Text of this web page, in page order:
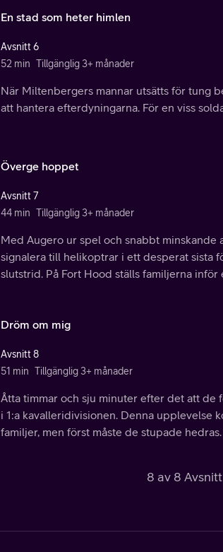
En stad som heter himlen
Avsnitt 6
52 min Tillgänglig 3+ månader
När Miltenbergers mannar utsätts för tung
att hantera efterdyningarna. För en viss
Överge hoppet
Avsnitt 7
44 min Tillgänglig 3+ månader
Med Augero ur spel och snabbt
signalera till helikoptrar i ett desperat sista
slutstrid. På Fort Hood ställs familjerna inför
Dröm om mig
Avsnitt 8
51 min Tillgänglig 3+ månader
Åtta timmar och sju minuter efter det att de
i 1:a kavalleridivisionen. Denna upplevelse
familjer, men först måste de stupade hedras.
8 av 8 Avsnitt